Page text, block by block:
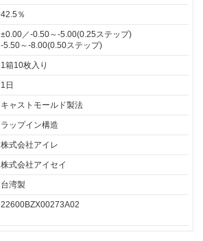
42.5％
±0.00／-0.50～-5.00(0.25ステップ)
-5.50～-8.00(0.50ステップ)
1箱10枚入り
1日
キャストモールド製法
ラップイン構造
株式会社アイレ
株式会社アイセイ
台湾製
22600BZX00273A02